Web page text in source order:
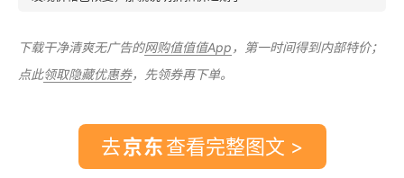
下载干净清爽无广告的网购值值值App ，第一时间得到内部特价；
点此领取隐藏优惠券，先领券再下单。
去 查看完整图文 >